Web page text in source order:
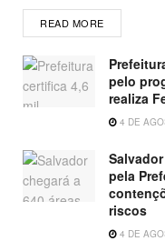
READ MORE
pelo
realiza
4 DE
pela
riscos
4 DE